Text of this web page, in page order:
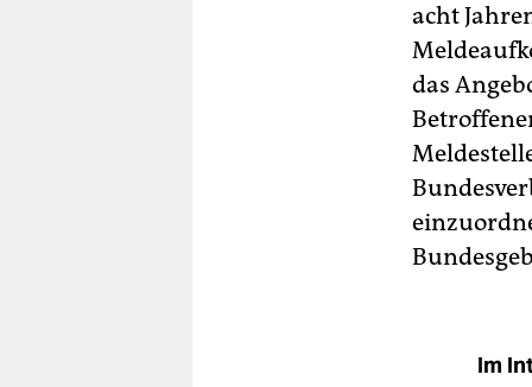
acht
das
Im